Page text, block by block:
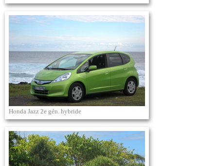
Honda Jazz 2e gén. hybride